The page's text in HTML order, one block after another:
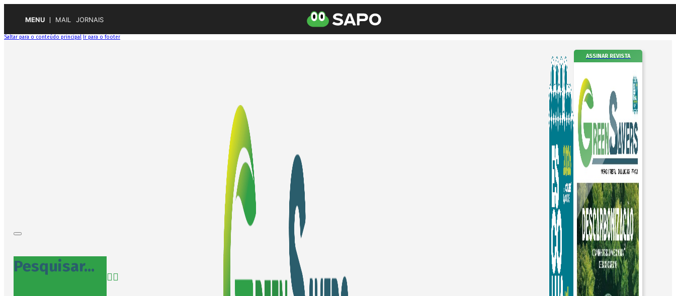
MENU MAIL JORNAIS
Saltar para o conteúdo principal Ir para o footer
Pesquisar...
ASSINAR REVISTA